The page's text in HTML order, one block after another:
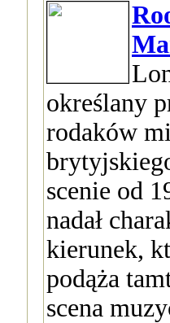
określany
rodaków
scenie od
nadał
kierunek,
podąża
scena